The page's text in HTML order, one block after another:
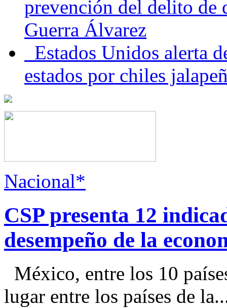
prevención del delito de
Guerra Álvarez
Estados Unidos alerta
estados por chiles
Nacional*
CSP presenta 12
desempeño de la
México, entre los 10
lugar entre los países de